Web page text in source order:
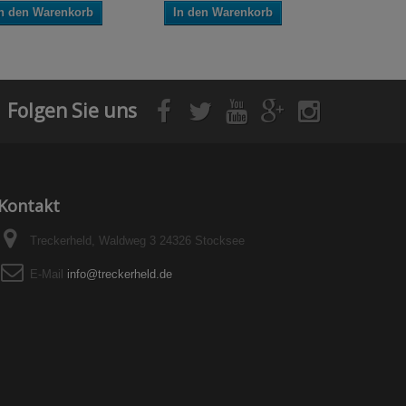
den Warenkorb In den Warenkorb
Folgen Sie uns
Kontakt
Treckerheld, Waldweg 3 24326 Stocksee
E-Mail info@treckerheld.de